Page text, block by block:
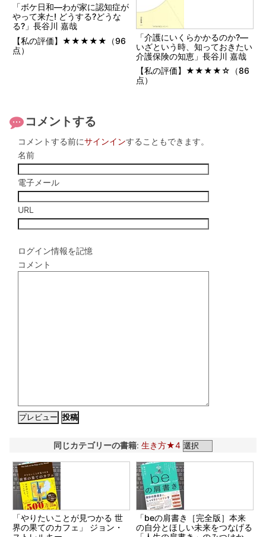
「ボケ日和―わが家に認知症が
やって来た! どうする?どうな
る?」長谷川 嘉哉
【私の評価】★★★★★（96
点）
「介護にいくらかかるのか?―
いざという時、知っておきたい
介護保険の知恵」長谷川 嘉哉
【私の評価】★★★★☆（86
点）
コメントする
コメントする前にサインインすることもできます。
名前
電子メール
URL
ログイン情報を記憶
コメント
同じカテゴリーの書籍: 生き方★4
「やりたいことが見つかる 世
界の果てのカフェ」 ジョン・
「beの肩書き［完全版］本来
の自分とほしい未来をつなげる